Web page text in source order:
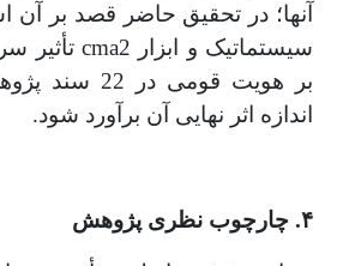
آنها؛ در تحقیق حاضر قصد بر آن
سیستماتیک و ابزار cma2 تأثیر
بر هویت قومی
اندازه اثر نهایی آن برآورد شود.
۴. چارچوب نظری پژوهش